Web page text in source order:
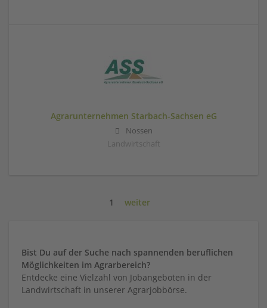
Agrarunternehmen Starbach-Sachsen eG
Nossen
Landwirtschaft
1 weiter
Bist Du auf der Suche nach spannenden beruflichen
Möglichkeiten im Agrarbereich?
Entdecke eine Vielzahl von Jobangeboten in der
Landwirtschaft in unserer Agrarjobbörse.